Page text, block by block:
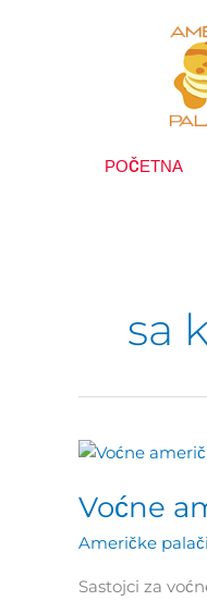
POČETNA
sa
Voćne
Američke
Sastojci za
Voćne
palačinke
umaku